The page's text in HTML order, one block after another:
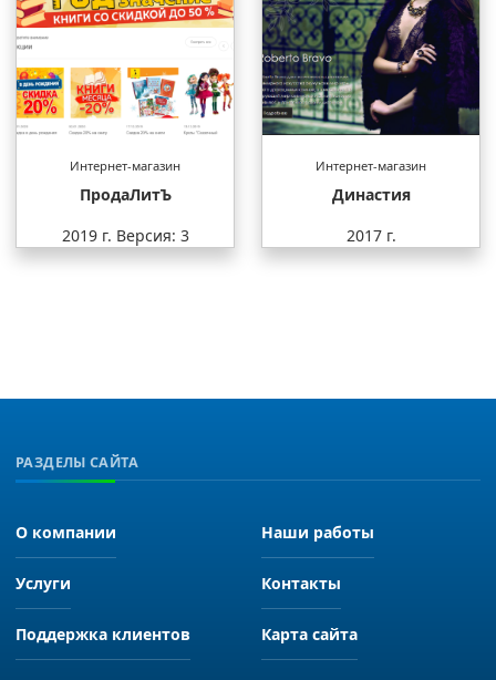
Интернет-магазин
ПродаЛитЪ
2019 г. Версия: 3
Интернет-магазин
Династия
2017 г.
РАЗДЕЛЫ САЙТА
О компании Наши работы
Услуги Контакты
Поддержка клиентов Карта сайта